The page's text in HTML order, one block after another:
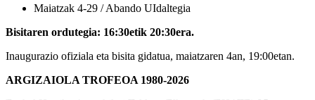
Maiatzak 4-29 / Abando UIdaltegia
Bisitaren ordutegia: 16:30etik 20:30era.
Inaugurazio ofiziala eta bisita gidatua, maiatzaren 4an, 19:00etan.
ARGIZAIOLA TROFEOA 1980-2026